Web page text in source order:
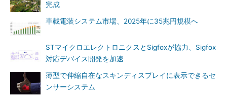
完成
車載電装システム市場、2025年に35兆円規模へ
STマイクロエレクトロニクスとSigfoxが協力、Sigfox
対応デバイス開発を加速
薄型で伸縮自在なスキンディスプレイに表示できるセ
ンサーシステム